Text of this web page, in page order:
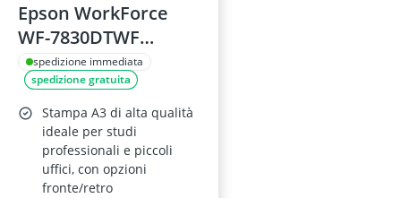
Epson WorkForce
WF-7830DTWF
Stampante
Multifunzione A3
spedizione immediata
spedizione gratuita
Stampa A3 di alta qualità
ideale per studi
professionali e piccoli
uffici, con opzioni
fronte/retro